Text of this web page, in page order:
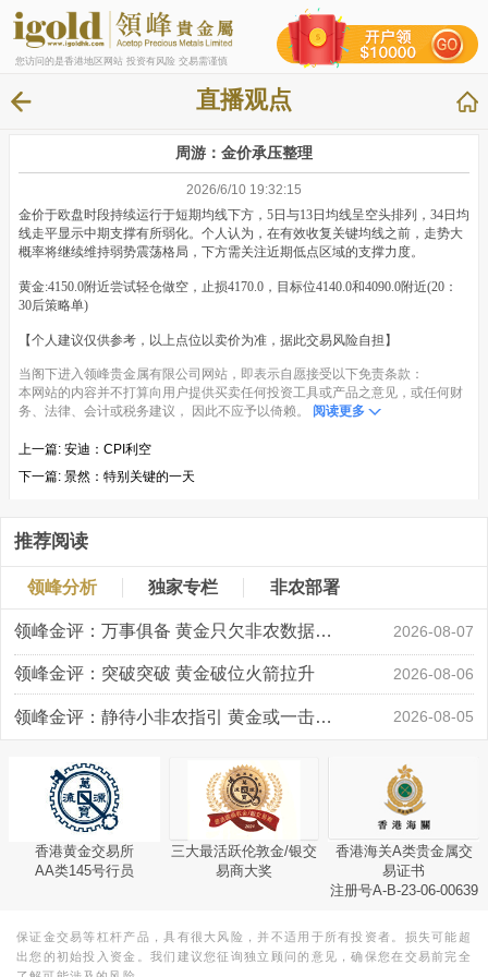
您访问的是香港地区网站 投资有风险 交易需谨慎
直播观点
周游：金价承压整理
2026/6/10 19:32:15
金价于欧盘时段持续运行于短期均线下方，5日与13日均线呈空头排列，34日均
线走平显示中期支撑有所弱化。个人认为，在有效收复关键均线之前，走势大
概率将继续维持弱势震荡格局，下方需关注近期低点区域的支撑力度。
黄金:4150.0附近尝试轻仓做空，止损4170.0，目标位4140.0和4090.0附近(20：
30后策略单)
【个人建议仅供参考，以上点位以卖价为准，据此交易风险自担】
当阁下进入领峰贵金属有限公司网站，即表示自愿接受以下免责条款：
本网站的内容并不打算向用户提供买卖任何投资工具或产品之意见，或任何财
务、法律、会计或税务建议， 因此不应予以倚赖。
阅读更多
上一篇: 安迪：CPI利空
下一篇: 景然：特别关键的一天
推荐阅读
领峰分析 独家专栏 非农部署
领峰金评：万事俱备 黄金只欠非农数据“东风” 2026-08-07
领峰金评：突破突破 黄金破位火箭拉升 2026-08-06
领峰金评：静待小非农指引 黄金或一击破局 2026-08-05
香港黄金交易所
AA类145号行员
三大最活跃伦敦金/银交
易商大奖
香港海关A类贵金属交
易证书
注册号A-B-23-06-00639
保证金交易等杠杆产品，具有很大风险，并不适用于所有投资者。损失可能超
出您的初始投入资金。我们建议您征询独立顾问的意见，确保您在交易前完全